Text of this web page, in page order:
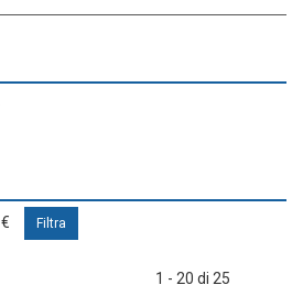
€
1 - 20 di 25